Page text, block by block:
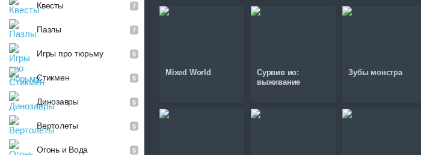
Квесты 7
Пазлы 7
Игры про тюрьму 6
Стикмен 6
Динозавры 5
Вертолеты 5
Огонь и Вода 5
Mixed World
Сурвив ио:
выживание
Зубы монстра